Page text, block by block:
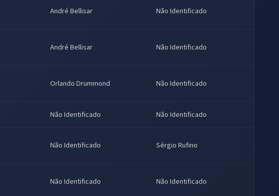
André Bellisar Não Identificado
André Bellisar Não Identificado
Orlando Drummond Não Identificado
Não Identificado Não Identificado
Não Identificado Sérgio Rufino
Não Identificado Não Identificado